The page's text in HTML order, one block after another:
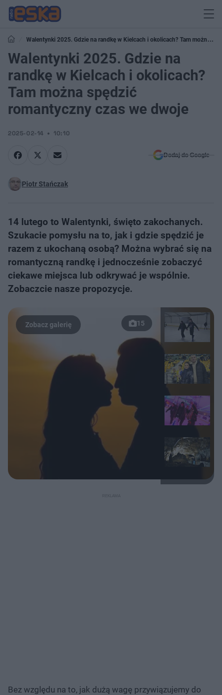
Walentynki 2025. Gdzie na randkę w Kielcach i okolicach? Tam można
spędzić romantyczny czas we dwoje
Walentynki 2025. Gdzie na
randkę w Kielcach i okolicach?
Tam można spędzić
romantyczny czas we dwoje
2025-02-14 10:10
Dodaj do Google
Piotr Stańczak
14 lutego to Walentynki, święto zakochanych.
Szukacie pomysłu na to, jak i gdzie spędzić je
razem z ukochaną osobą? Można wybrać się na
romantyczną randkę i jednocześnie zobaczyć
ciekawe miejsca lub odkrywać je wspólnie.
Zobaczcie nasze propozycje.
15
Bez względu na to, jak dużą wagę przywiązujemy do